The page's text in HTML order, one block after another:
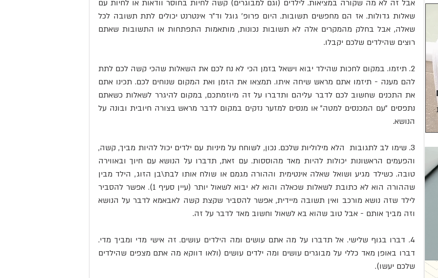
רוצים שהילדים שלכם יקבלו.
הנושא.
וזה מביך אותם - אבל טוב שהוא בא לשאול וחשוב מאד לדבר על זה.
שלכם יעשו).